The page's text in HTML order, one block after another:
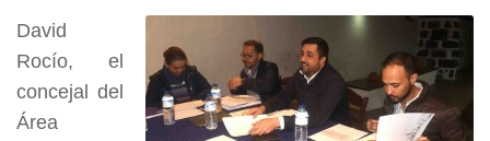
David
Rocío, el
concejal del
Área